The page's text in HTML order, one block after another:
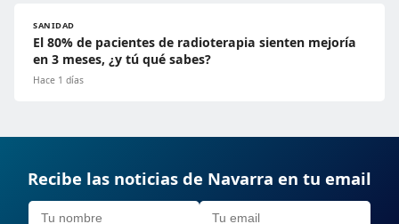
SANIDAD
El 80% de pacientes de radioterapia sienten mejoría
en 3 meses, ¿y tú qué sabes?
Hace 1 días
Recibe las noticias de Navarra en tu email